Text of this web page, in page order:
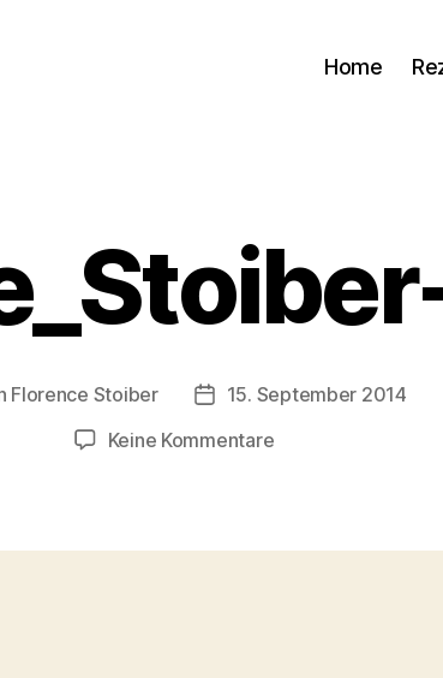
Home
Florence Stoiber Veröffentlichungsdatum
15. September 2014
Keine Kommentarezu